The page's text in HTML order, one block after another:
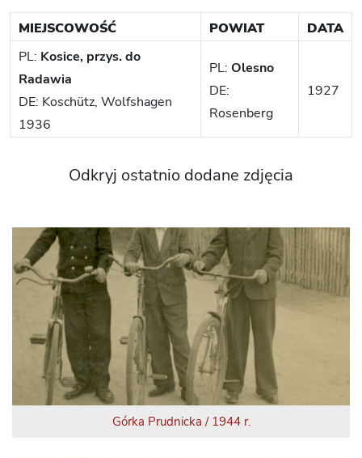
MIEJSCOWOŚĆ POWIAT
DATA
PL: Kosice, przys. do
Radawia
DE: Koschütz, Wolfshagen
1936
PL: Olesno
DE:
Rosenberg
1927
Odkryj ostatnio dodane zdjęcia
Górka Prudnicka / 1944 r.